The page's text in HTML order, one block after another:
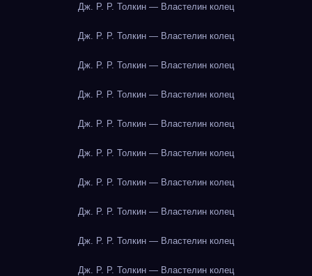
Дж. Р. Р. Толкин — Властелин колец
Дж. Р. Р. Толкин — Властелин колец
Дж. Р. Р. Толкин — Властелин колец
Дж. Р. Р. Толкин — Властелин колец
Дж. Р. Р. Толкин — Властелин колец
Дж. Р. Р. Толкин — Властелин колец
Дж. Р. Р. Толкин — Властелин колец
Дж. Р. Р. Толкин — Властелин колец
Дж. Р. Р. Толкин — Властелин колец
Дж. Р. Р. Толкин — Властелин колец